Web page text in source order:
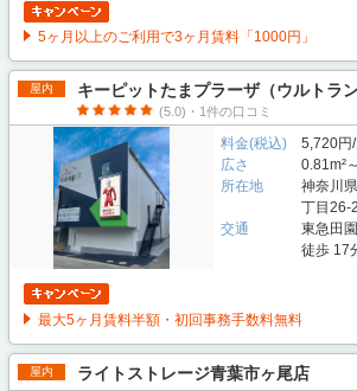
5ヶ月以上のご利用で3ヶ月賃料「1000円」
屋内 キーピットたまプラーザ（ウルトラン
(5.0)・1件の口コミ
料金(税込)
5,720円
広さ
0.81m²
所在地
神奈川
丁目26-
交通
東急田
徒歩 17
最大5ヶ月賃料半額・初回事務手数料無料
屋内 ライトストレージ青葉市ヶ尾店